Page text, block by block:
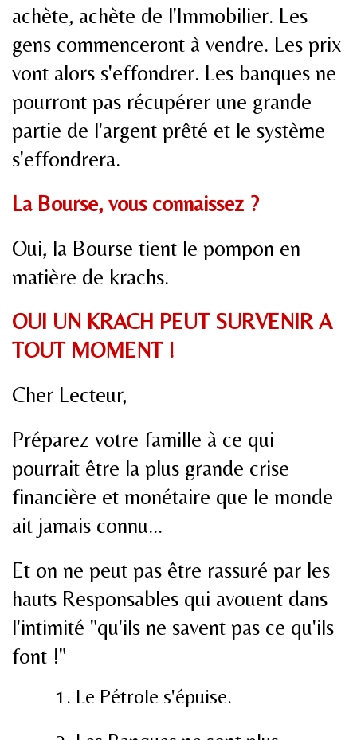
achète, achète de l'Immobilier. Les
gens commenceront à vendre. Les prix
vont alors s'effondrer. Les banques ne
pourront pas récupérer une grande
partie de l'argent prêté et le système
s'effondrera.
La Bourse, vous connaissez ?
Oui, la Bourse tient le pompon en
matière de krachs.
OUI UN KRACH PEUT SURVENIR A
TOUT MOMENT !
Cher Lecteur,
Préparez votre famille à ce qui
pourrait être la plus grande crise
financière et monétaire que le monde
ait jamais connu...
Et on ne peut pas être rassuré par les
hauts Responsables qui avouent dans
l'intimité "qu'ils ne savent pas ce qu'ils
font !"
Le Pétrole s'épuise.